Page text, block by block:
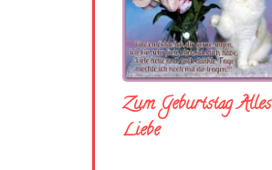
Zum Geburtstag Alles
Liebe